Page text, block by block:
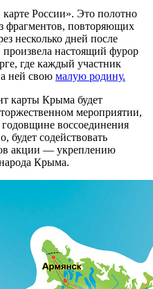
России». Это полотно
фрагментов, повторяющих
несколько дней после
настоящий фурор
где каждый участник
ней свою малую родину.
карты Крыма будет
мероприятии,
воссоединения
будет содействовать
акции — укреплению
Крыма.